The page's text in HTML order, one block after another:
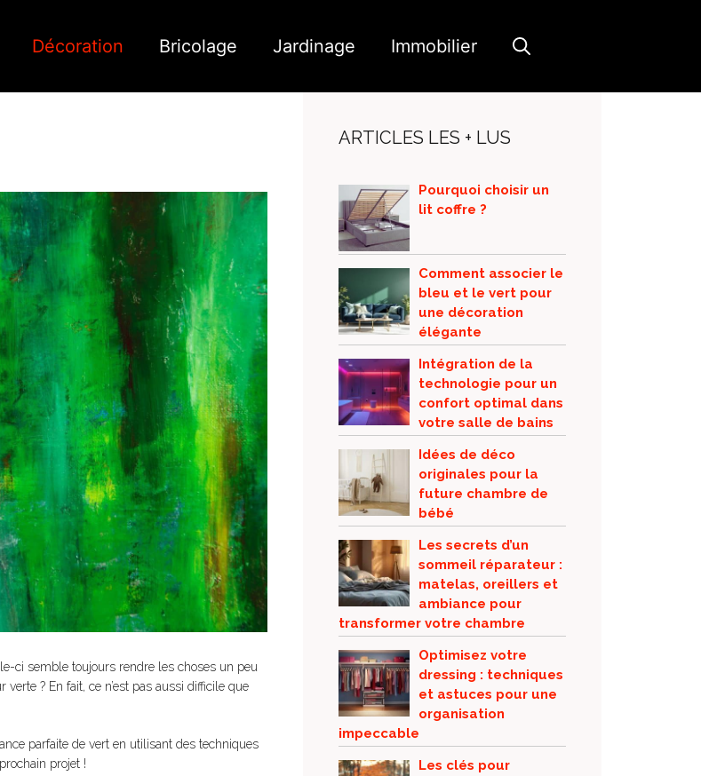
Décoration Bricolage Jardinage Immobilier
ci semble toujours rendre les choses un peu
? En fait, ce n’est pas aussi difficile que
parfaite de vert en utilisant des techniques
projet !
ARTICLES LES + LUS
Pourquoi choisir un
lit coffre ?
Comment associer le
bleu et le vert pour
une décoration
élégante
Intégration de la
technologie pour un
confort optimal dans
votre salle de bains
Idées de déco
originales pour la
future chambre de
bébé
Les secrets d’un
sommeil réparateur :
matelas, oreillers et
ambiance pour
transformer votre chambre
Optimisez votre
dressing : techniques
et astuces pour une
organisation
impeccable
Les clés pour